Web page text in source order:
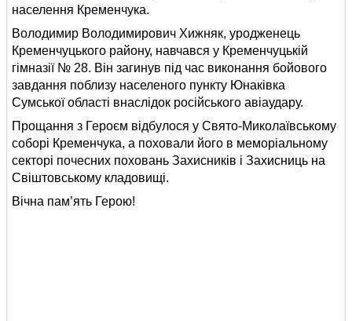
населення Кременчука.
Володимир Володимирович Хижняк, уродженець
Кременчуцького району, навчався у Кременчуцькій
гімназії № 28. Він загинув під час виконання бойового
завдання поблизу населеного пункту Юнаківка
Сумської області внаслідок російського авіаудару.
Прощання з Героєм відбулося у Свято-Миколаївському
соборі Кременчука, а поховали його в меморіальному
секторі почесних поховань Захисників і Захисниць на
Свіштовському кладовищі.
Вічна пам’ять Герою!